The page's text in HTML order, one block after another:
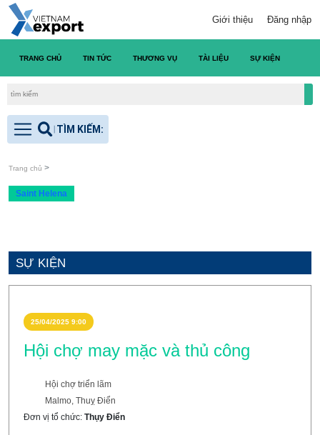
Giới thiệu Đăng nhập
TRANG CHỦ TIN TỨC THƯƠNG VỤ TÀI LIỆU SỰ KIỆN
Trang chủ
Saint Helena
Hội chợ may mặc và thủ công